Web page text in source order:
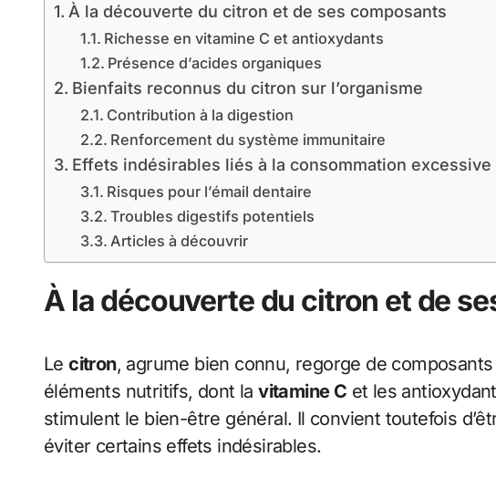
À la découverte du citron et de ses composants
Richesse en vitamine C et antioxydants
Présence d’acides organiques
Bienfaits reconnus du citron sur l’organisme
Contribution à la digestion
Renforcement du système immunitaire
Effets indésirables liés à la consommation
Risques pour l’émail dentaire
Troubles digestifs potentiels
Articles à découvrir
À la découverte du citron et de
Lecitron, agrume bien connu, regorge de
éléments nutritifs, dont lavitamine C et les
stimulent le bien-être général. Il convient toutefois
éviter certains effets indésirables.